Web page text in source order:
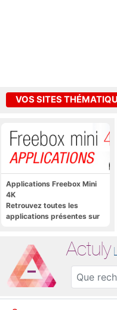
VOS SITES
Applications Freebox Mini
4K
Retrouvez toutes les
applications présentes sur
Actuly